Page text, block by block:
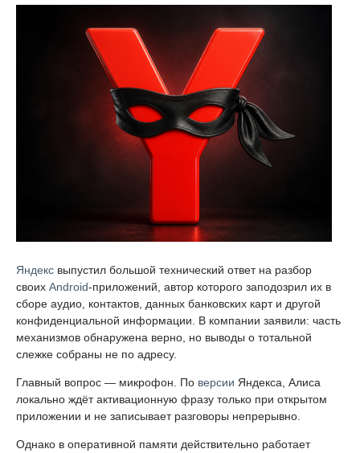
Яндекс выпустил большой технический ответ на разбор
своих Android-приложений, автор которого заподозрил их в
сборе аудио, контактов, данных банковских карт и другой
конфиденциальной информации. В компании заявили: часть
механизмов обнаружена верно, но выводы о тотальной
слежке собраны не по адресу.
Главный вопрос — микрофон. По версии Яндекса, Алиса
локально ждёт активационную фразу только при открытом
приложении и не записывает разговоры непрерывно.
Однако в оперативной памяти действительно работает